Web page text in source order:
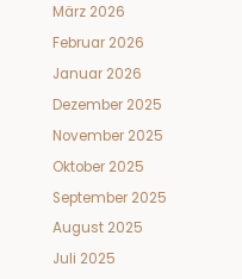
März 2026
Februar 2026
Januar 2026
Dezember 2025
November 2025
Oktober 2025
September 2025
August 2025
Juli 2025